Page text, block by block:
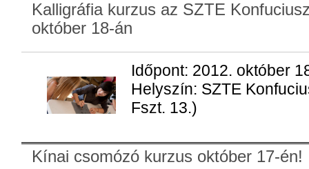
Kalligráfia kurzus az SZTE
október 18-án
Időpont: 2012. október
Helyszín: SZTE
Fszt. 13.)
Kínai csomózó kurzus október 17-én!